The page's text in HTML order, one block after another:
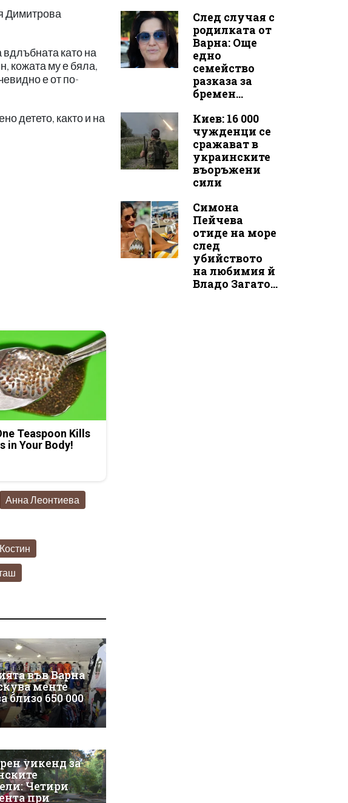
Димитрова
като на
кожата му е бяла,
е от по-
детето, както и на
Teaspoon Kills
in Your Body!
Анна Леонтиева
във Варна
менте
близо 650 000
уикенд за
Четири
при
След случая с
родилката от
Варна: Още
едно
семейство
разказа за
бремен...
Киев: 16 000
чужденци се
сражават в
украинските
въоръжени
сили
Симона
Пейчева
отиде на море
след
убийството
на любимия й
Владо Загато...